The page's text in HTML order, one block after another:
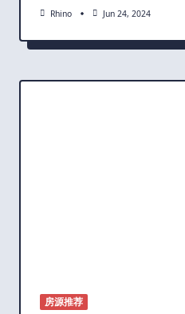
Rhino Jun 24, 2024
房源推荐